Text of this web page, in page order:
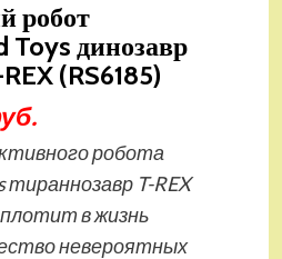
робот
Toys динозавр
(RS6185)
робота
тираннозавр T-REX
в жизнь
невероятных